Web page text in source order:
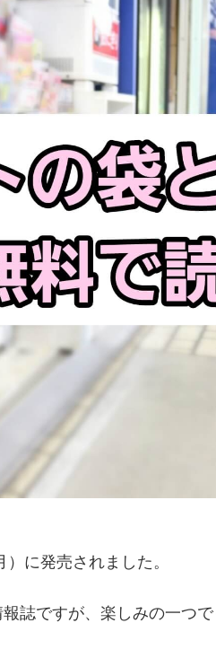
に発売されました。
誌ですが、楽しみの一つ